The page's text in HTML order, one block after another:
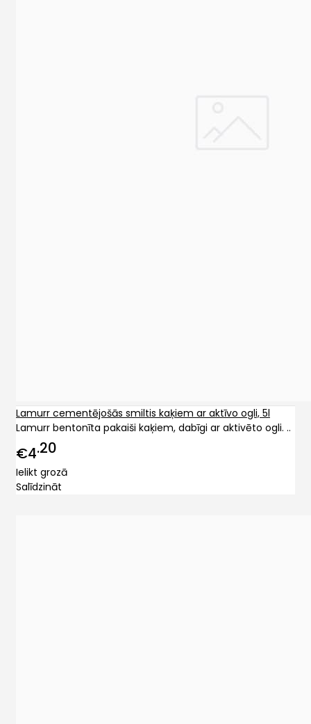
Lamurr cementējošās smiltis kaķiem ar aktīvo ogli, 5l
Lamurr bentonīta pakaiši kaķiem, dabīgi ar aktivēto ogli. ..
€4 20
Ielikt grozā
Salīdzināt